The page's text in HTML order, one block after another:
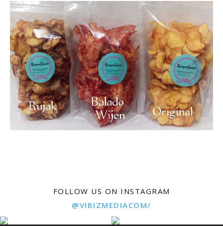
FOLLOW US ON INSTAGRAM
@VIBIZMEDIACOM/